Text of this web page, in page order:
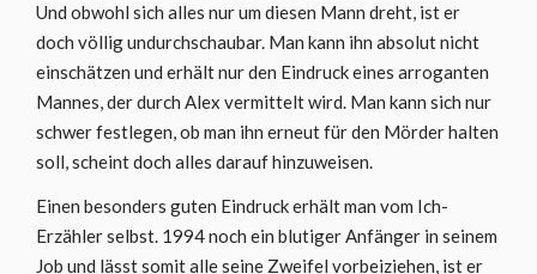
Und obwohl sich alles nur um diesen Mann dreht, ist er
doch völlig undurchschaubar. Man kann ihn absolut nicht
einschätzen und erhält nur den Eindruck eines arroganten
Mannes, der durch Alex vermittelt wird. Man kann sich nur
schwer festlegen, ob man ihn erneut für den Mörder halten
soll, scheint doch alles darauf hinzuweisen.
Einen besonders guten Eindruck erhält man vom Ich-
Erzähler selbst. 1994 noch ein blutiger Anfänger in seinem
Job und lässt somit alle seine Zweifel vorbeiziehen, ist er